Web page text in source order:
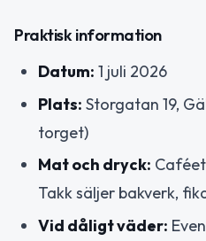
Praktisk information
Datum: 1 juli 2026
Plats: Storgatan 19,
torget)
Mat och dryck:
Takk säljer bakverk,
Vid dåligt väder: